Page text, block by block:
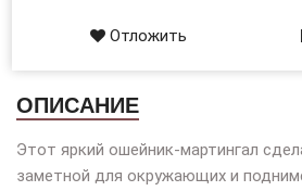
Отложить
ОПИСАНИЕ
Этот яркий ошейник-мартингал
заметной для окружающих и